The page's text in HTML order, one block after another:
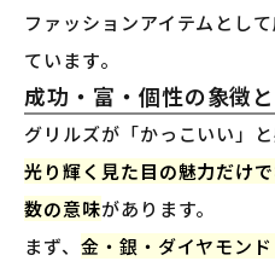
ファッションアイテムとし
ています。
成功・富・個性の象徴
グリルズが「かっこいい」
光り輝く見た目の魅力だけ
数の意味があります。
まず、 金・銀・ダイヤモン